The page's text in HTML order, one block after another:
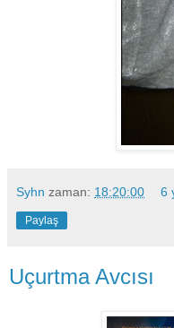
Syhn zaman: 18:20:00 6
Paylaş
Uçurtma Avcısı